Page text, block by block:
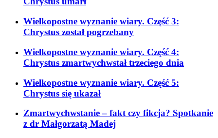
Wielkopostne wyznanie wiary. Część 3:
Chrystus został pogrzebany
Wielkopostne wyznanie wiary. Część 4:
Chrystus zmartwychwstał trzeciego dnia
Wielkopostne wyznanie wiary. Część 5:
Chrystus się ukazał
Zmartwychwstanie – fakt czy fikcja? Spotkanie
z dr Małgorzatą Madej